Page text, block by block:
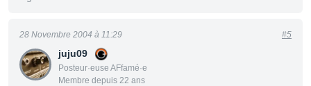
juju09
Posteur·euse AFfamé·e
Membre depuis 22 ans
28 Novembre 2004 à 11:29 #5